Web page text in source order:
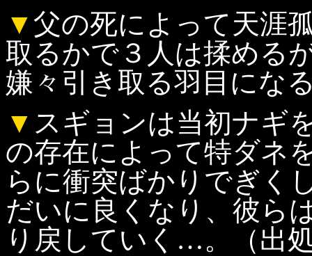
▼父の死によって天涯
取るかで３人は揉める
嫌々引き取る羽目にな
▼ スギョンは当初ナギ
の存在によって特ダネ
らに衝突ばかりでぎく
だいに良くなり、彼ら
り戻していく…。（出処